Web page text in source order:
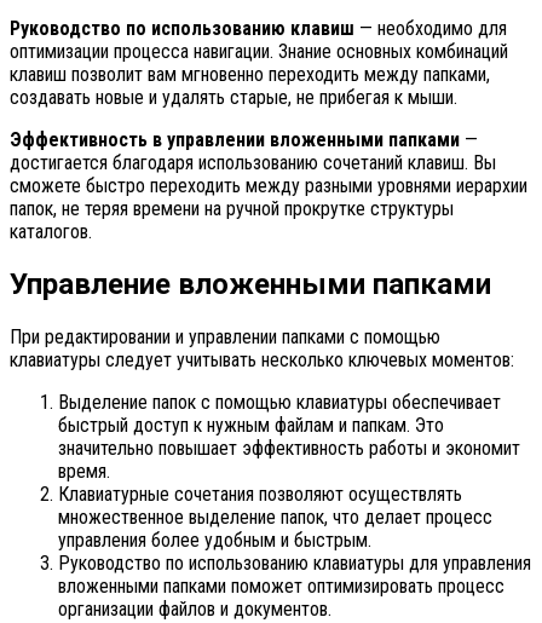
Руководство по использованию клавиш — необходимо для
оптимизации процесса навигации. Знание основных комбинаций
клавиш позволит вам мгновенно переходить между папками,
создавать новые и удалять старые, не прибегая к мыши.
Эффективность в управлении вложенными папками —
достигается благодаря использованию сочетаний клавиш. Вы
сможете быстро переходить между разными уровнями иерархии
папок, не теряя времени на ручной прокрутке структуры
каталогов.
Управление вложенными папками
При редактировании и управлении папками с помощью
клавиатуры следует учитывать несколько ключевых моментов:
Выделение папок с помощью клавиатуры обеспечивает
быстрый доступ к нужным файлам и папкам. Это
значительно повышает эффективность работы и экономит
время.
Клавиатурные сочетания позволяют осуществлять
множественное выделение папок, что делает процесс
управления более удобным и быстрым.
Руководство по использованию клавиатуры для управления
вложенными папками поможет оптимизировать процесс
организации файлов и документов.